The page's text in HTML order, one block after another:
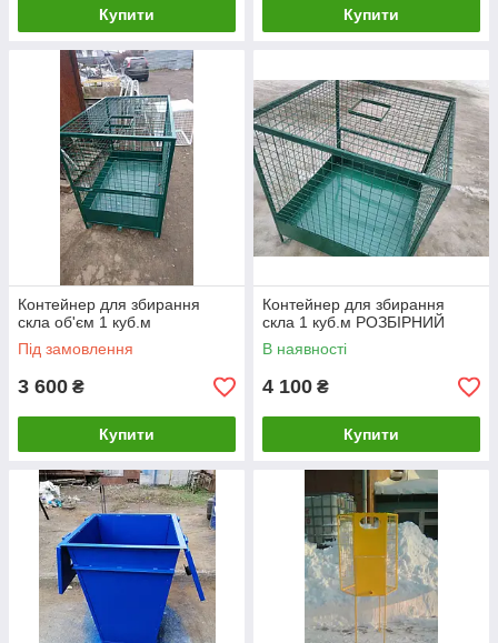
Купити Купити
Контейнер для збирання
скла об'єм 1 куб.м
Під замовлення
3 600 ₴
Купити
Контейнер для збирання
скла 1 куб.м РОЗБІРНИЙ
В наявності
4 100 ₴
Купити